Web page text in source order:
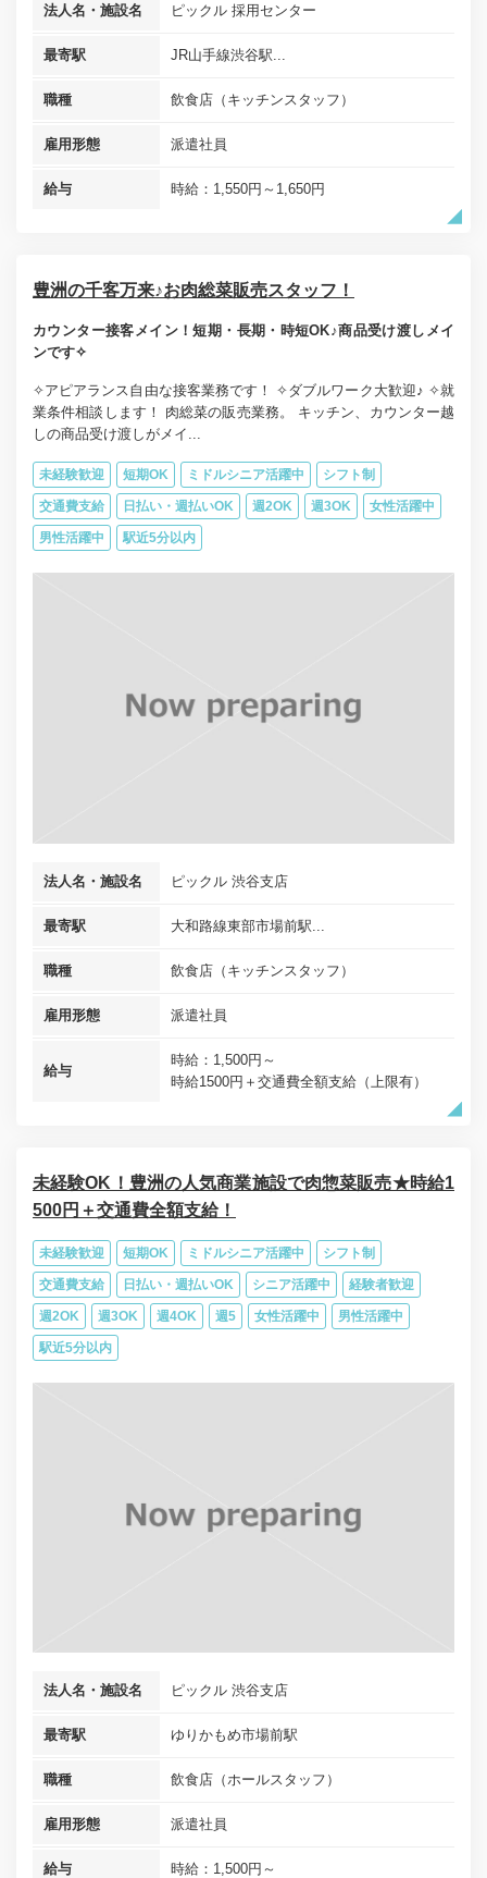
法人名・施設名 ピックル 採用センター
最寄駅 JR山手線渋谷駅...
職種 飲食店（キッチンスタッフ）
雇用形態 派遣社員
給与 時給：1,550円～1,650円
豊洲の千客万来♪お肉総菜販売スタッフ！
カウンター接客メイン！短期・長期・時短OK♪商品受け渡しメイ
ンです✧
✧アピアランス自由な接客業務です！ ✧ダブルワーク大歓迎♪ ✧就
業条件相談します！ 肉総菜の販売業務。 キッチン、カウンター越
しの商品受け渡しがメイ...
未経験歓迎 短期OK ミドルシニア活躍中 シフト制
交通費支給 日払い・週払いOK 週2OK 週3OK 女性活躍中
男性活躍中 駅近5分以内
法人名・施設名 ピックル 渋谷支店
最寄駅 大和路線東部市場前駅...
職種 飲食店（キッチンスタッフ）
雇用形態 派遣社員
給与
時給：1,500円～
時給1500円＋交通費全額支給（上限有）
未経験OK！豊洲の人気商業施設で肉惣菜販売★時給1
500円＋交通費全額支給！
未経験歓迎 短期OK ミドルシニア活躍中 シフト制
交通費支給 日払い・週払いOK シニア活躍中 経験者歓迎
週2OK 週3OK 週4OK 週5 女性活躍中 男性活躍中
駅近5分以内
法人名・施設名 ピックル 渋谷支店
最寄駅 ゆりかもめ市場前駅
職種 飲食店（ホールスタッフ）
雇用形態 派遣社員
給与 時給：1,500円～